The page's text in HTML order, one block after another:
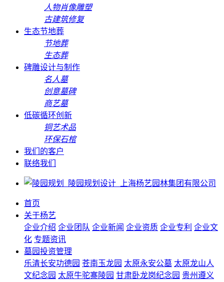
人物肖像雕塑
古建筑修复
生态节地葬
节地葬
生态葬
碑雕设计与制作
名人墓
创意墓碑
商艺墓
低碳循环创新
铜艺术品
环保石棺
我们的客户
联络我们
首页
关于杨艺
企业介绍 企业团队 企业新闻 企业资质 企业专利 企业文
化 专题资讯
墓园投资管理
乐清长安功德园 苍南玉龙园 太原永安公墓 太原龙山人
文纪念园 太原牛驼寨陵园 甘肃卧龙岗纪念园 贵州遵义